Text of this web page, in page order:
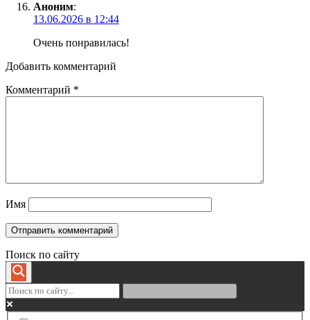
Аноним:
13.06.2026 в 12:44
Очень понравилась!
Добавить комментарий
Комментарий *
Имя
Поиск по сайту